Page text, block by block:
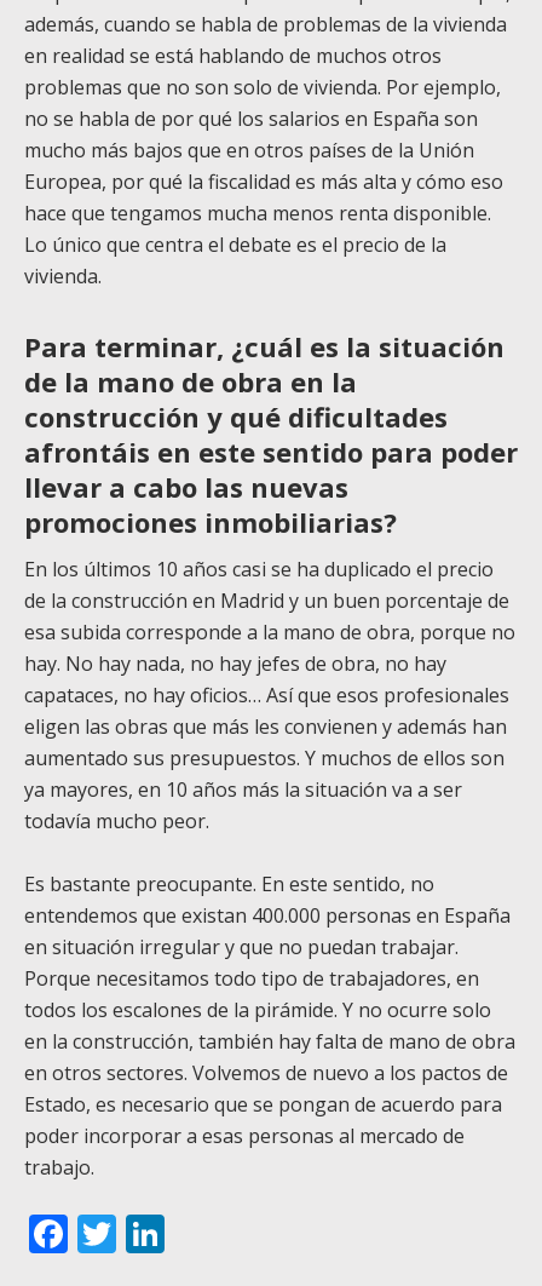
además, cuando se habla de problemas de la vivienda
en realidad se está hablando de muchos otros
problemas que no son solo de vivienda. Por ejemplo,
no se habla de por qué los salarios en España son
mucho más bajos que en otros países de la Unión
Europea, por qué la fiscalidad es más alta y cómo eso
hace que tengamos mucha menos renta disponible.
Lo único que centra el debate es el precio de la
vivienda.
Para terminar, ¿cuál es la situación
de la mano de obra en la
construcción y qué dificultades
afrontáis en este sentido para poder
llevar a cabo las nuevas
promociones inmobiliarias?
En los últimos 10 años casi se ha duplicado el precio
de la construcción en Madrid y un buen porcentaje de
esa subida corresponde a la mano de obra, porque no
hay. No hay nada, no hay jefes de obra, no hay
capataces, no hay oficios… Así que esos profesionales
eligen las obras que más les convienen y además han
aumentado sus presupuestos. Y muchos de ellos son
ya mayores, en 10 años más la situación va a ser
todavía mucho peor.
Es bastante preocupante. En este sentido, no
entendemos que existan 400.000 personas en España
en situación irregular y que no puedan trabajar.
Porque necesitamos todo tipo de trabajadores, en
todos los escalones de la pirámide. Y no ocurre solo
en la construcción, también hay falta de mano de obra
en otros sectores. Volvemos de nuevo a los pactos de
Estado, es necesario que se pongan de acuerdo para
poder incorporar a esas personas al mercado de
trabajo.
Facebook
Twitter